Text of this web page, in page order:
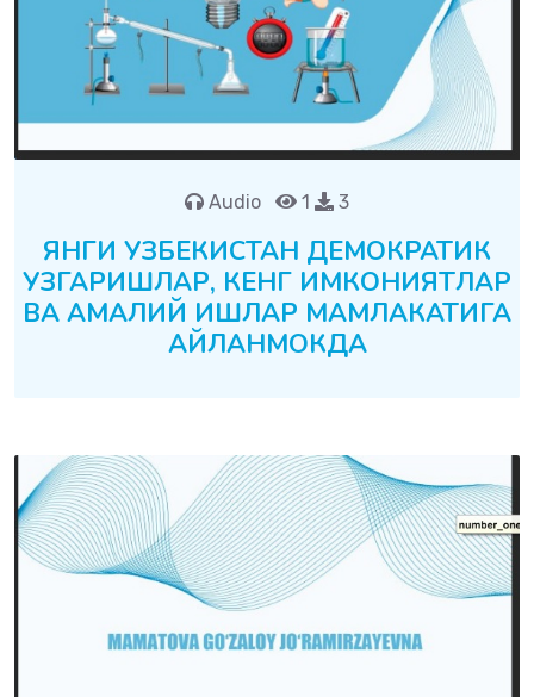
Audio 1 3
ЯНГИ УЗБЕКИСТАН ДЕМОКРАТИК
УЗГАРИШЛАР, КЕНГ ИМКОНИЯТЛАР
ВА АМАЛИЙ ИШЛАР МАМЛАКАТИГА
АЙЛАНМОКДА